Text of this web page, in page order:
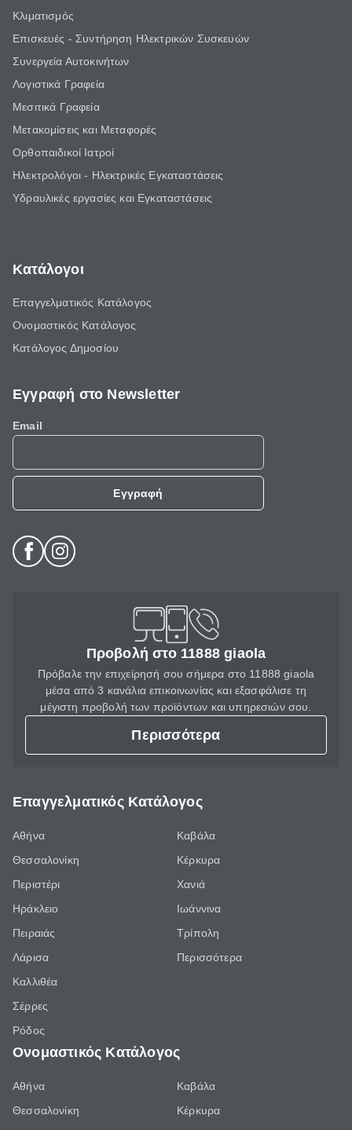
Κλιματισμός
Επισκευές - Συντήρηση Ηλεκτρικών Συσκευών
Συνεργεία Αυτοκινήτων
Λογιστικά Γραφεία
Μεσιτικά Γραφεία
Μετακομίσεις και Μεταφορές
Ορθοπαιδικοί Ιατροί
Ηλεκτρολόγοι - Ηλεκτρικές Εγκαταστάσεις
Υδραυλικές εργασίες και Εγκαταστάσεις
Κατάλογοι
Επαγγελματικός Κατάλογος
Ονομαστικός Κατάλογος
Κατάλογος Δημοσίου
Εγγραφή στο Newsletter
Email
Εγγραφή
Προβολή στο 11888 giaola
Πρόβαλε την επιχείρησή σου σήμερα στο 11888 giaola
μέσα από 3 κανάλια επικοινωνίας και εξασφάλισε τη
μέγιστη προβολή των προϊόντων και υπηρεσιών σου.
Περισσότερα
Επαγγελματικός Κατάλογος
Αθήνα
Θεσσαλονίκη
Περιστέρι
Ηράκλειο
Πειραιάς
Λάρισα
Καλλιθέα
Σέρρες
Ρόδος
Καβάλα
Κέρκυρα
Χανιά
Ιωάννινα
Τρίπολη
Περισσότερα
Ονομαστικός Κατάλογος
Αθήνα
Θεσσαλονίκη
Καβάλα
Κέρκυρα